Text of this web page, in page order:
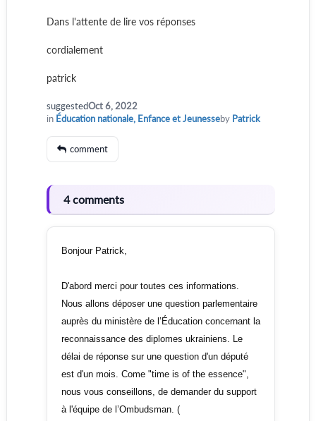
Dans l'attente de lire vos réponses
cordialement
patrick
suggestedOct 6, 2022
in Éducation nationale, Enfance et Jeunesseby Patrick
comment
4 comments
Bonjour Patrick,
D'abord merci pour toutes ces informations.
Nous allons déposer une question parlementaire
auprès du ministère de l’Éducation concernant la
reconnaissance des diplomes ukrainiens. Le
délai de réponse sur une question d'un député
est d'un mois. Come "time is of the essence",
nous vous conseillons, de demander du support
à l'équipe de l’Ombudsman. (